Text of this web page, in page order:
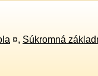
¤, Súkromná